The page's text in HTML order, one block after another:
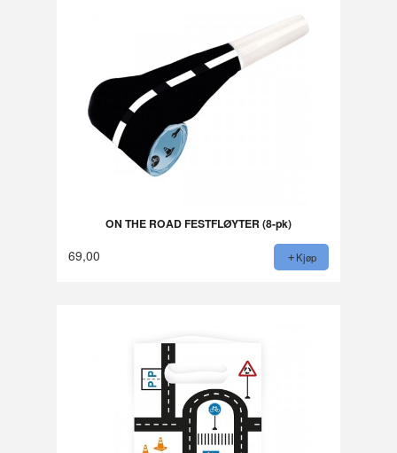
ON THE ROAD FESTFLØYTER (8-pk)
69,00 Kjøp